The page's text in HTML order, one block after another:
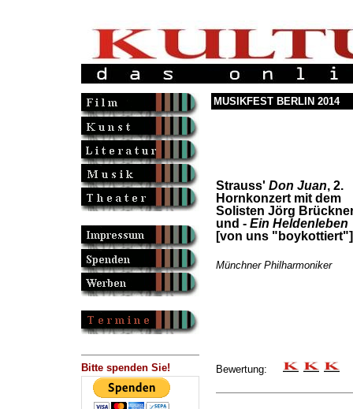
Bitte spenden Sie!
MUSIKFEST BERLIN 2014
Strauss' Don Juan, 2.
Hornkonzert mit dem
Solisten Jörg
und - Ein Heldenleben
[von uns "boykottiert"]
Münchner Philharmoniker
Bewertung: